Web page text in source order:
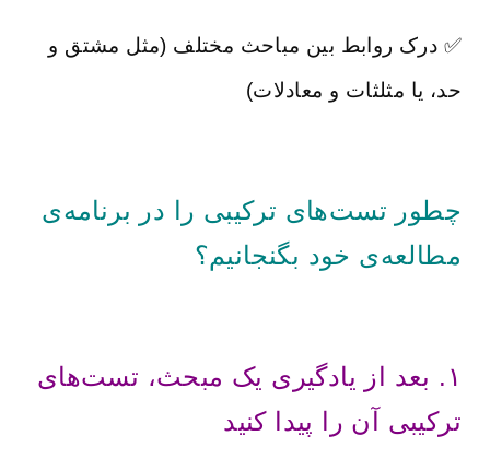
✅ درک روابط بین مباحث مختلف (مثل مشتق و
حد، یا مثلثات و معادلات)
چطور تست‌های ترکیبی را در برنامه‌ی
مطالعه‌ی خود بگنجانیم؟
۱. بعد از یادگیری یک مبحث، تست‌های
ترکیبی آن را پیدا کنید